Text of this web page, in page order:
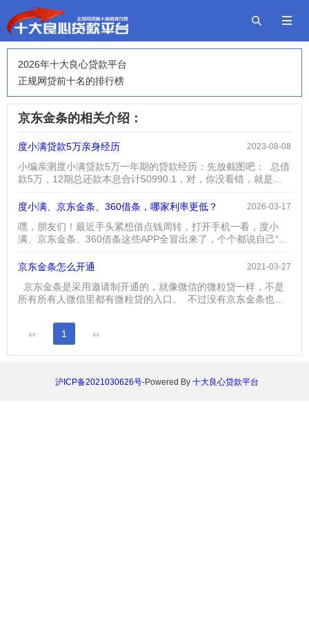


2026年十大良心贷款平台
正规网贷前十名的排行榜
京东金条的相关介绍：
2023-08-08
度小满贷款5万亲身经历
小编亲测度小满贷款5万一年期的贷款经历：先放截图吧： 总借
款5万，12期总还款本息合计50990.1，对，你没看错，就是本
息加起来一共50990.1，相当于利息一共是990.1元。 在网上看
到有人说被坑了，利息高之类的话，小编在此要说一下了，在你
的，每个人的利息是不一样的，如果高了完全可以选...
2026-03-17
度小满、京东金条、360借条，哪家利率更低？
嘿，朋友们！最近手头紧想借点钱周转，打开手机一看，度小
满、京东金条、360借条这些APP全冒出来了，个个都说自己“利
息低”！可这利率到底咋算的？谁家才是真·划算？今儿个咱就掰
开揉碎了聊，看完保准你心里有谱！一、先搞懂利率的“猫腻”！
规平台都用年化利率（注意！不是日息月息那种障眼法），而且
必须按“单利”算。但就算都是年化利率，不同人借...
2021-03-27
京东金条怎么开通
京东金条是采用邀请制开通的，就像微信的微粒贷一样，不是
所有所有人微信里都有微粒贷的入口。 不过没有京东金条也不
京东金条】，可以尝试开通一下，但有没有额度还要取决于个人
征信及大数据。 京东金条是一个纯信用借款的平台，不需要任
‹‹ 1 ››
沪ICP备2021030626号-Powered By 十大良心贷款平台